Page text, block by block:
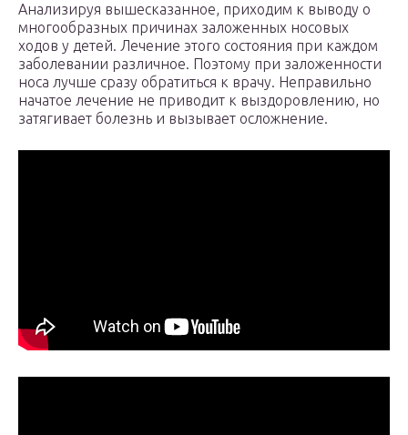
Анализируя вышесказанное, приходим к выводу о
многообразных причинах заложенных носовых
ходов у детей. Лечение этого состояния при каждом
заболевании различное. Поэтому при заложенности
носа лучше сразу обратиться к врачу. Неправильно
начатое лечение не приводит к выздоровлению, но
затягивает болезнь и вызывает осложнение.